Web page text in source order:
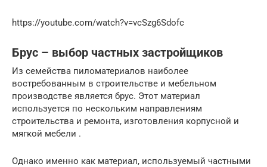
https://youtube.com/watch?v=vcSzg6Sdofc
Брус – выбор частных застройщиков
Из семейства пиломатериалов наиболее
востребованным в строительстве и мебельном
производстве является брус. Этот материал
используется по нескольким направлениям
строительства и ремонта, изготовления корпусной и
мягкой мебели .
Однако именно как материал, используемый частными